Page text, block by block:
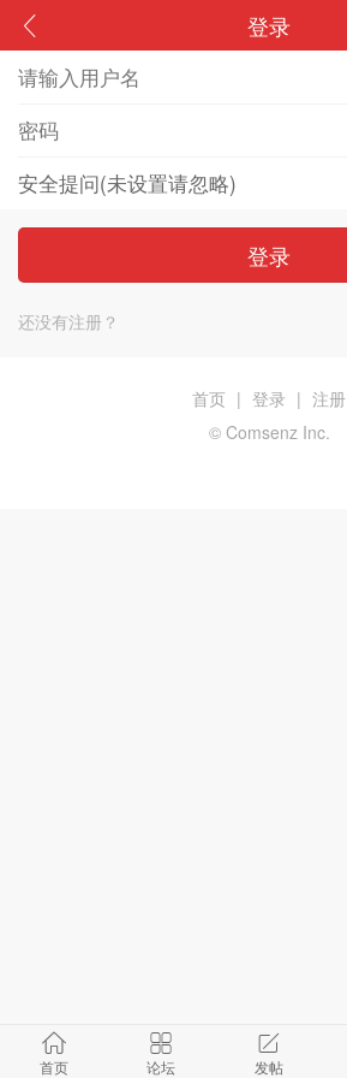
登录
登录
还没有注册？
首页 论坛 发帖
首页 | 登录 | 注册
© Comsenz Inc.